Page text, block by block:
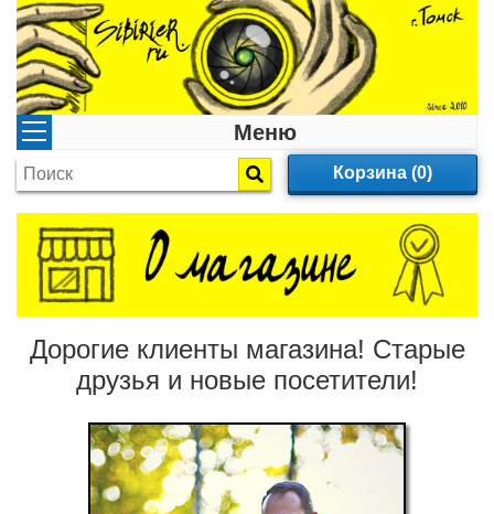
Меню
Корзина (0)
Дорогие клиенты магазина! Старые
друзья и новые посетители!